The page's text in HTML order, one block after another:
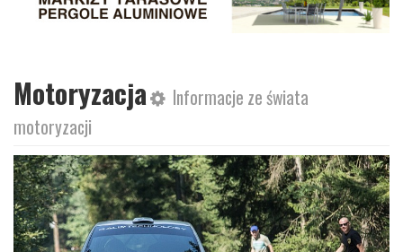
Motoryzacja
Informacje ze świata
motoryzacji